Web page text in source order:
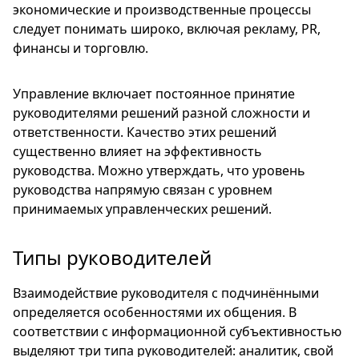
экономические и производственные процессы
следует понимать широко, включая рекламу, PR,
финансы и торговлю.
Управление включает постоянное принятие
руководителями решений разной сложности и
ответственности. Качество этих решений
существенно влияет на эффективность
руководства. Можно утверждать, что уровень
руководства напрямую связан с уровнем
принимаемых управленческих решений.
Типы руководителей
Взаимодействие руководителя с подчинёнными
определяется особенностями их общения. В
соответствии с информационной субъективностью
выделяют три типа руководителей: аналитик, свой